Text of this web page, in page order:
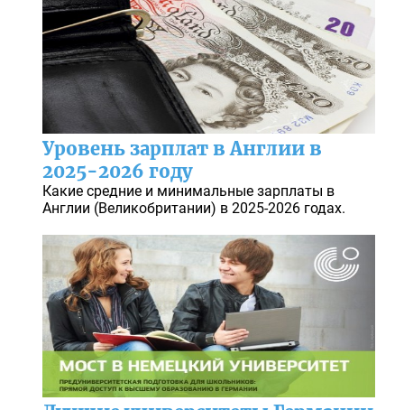
Уровень зарплат в Англии в
2025-2026 году
Какие средние и минимальные зарплаты в
Англии (Великобритании) в 2025-2026 годах.